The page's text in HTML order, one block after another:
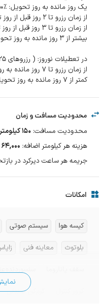
کمتر از ۷ روز مانده به روز تحویل ۵۰٪ مبلغ اجاره
محدودیت مسافت و زمان
محدودیت مسافت:
150کیلومتر
هزینه هر کیلومتر اضافه: ۶۴,۰۰۰
جریمه هر ساعت دیرکرد در
امکانات
کیسه هوا سیستم صوتی
بلوتوث معاینه فنی
گرم‌کن صندلی